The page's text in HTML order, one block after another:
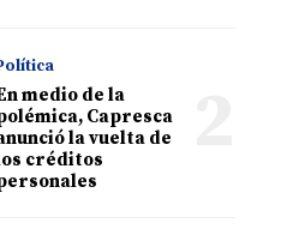
medio de la
Capresca
la vuelta de
créditos